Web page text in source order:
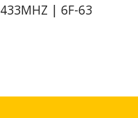
433MHZ | 6F-63